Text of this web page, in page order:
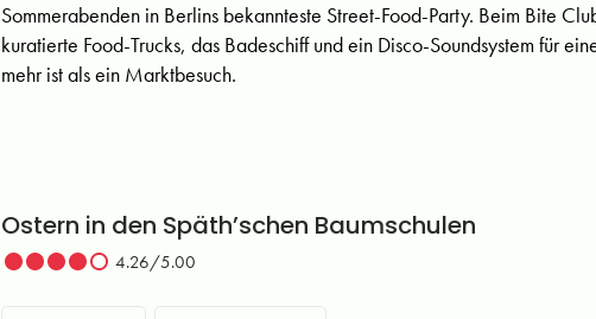
Sommerabenden in Berlins bekannteste Street-Food-Party. Beim Bite
kuratierte Food-Trucks, das Badeschiff und ein Disco-Soundsystem für
mehr ist als ein Marktbesuch.
Ostern in den Späth’schen Baumschulen
4.26/5.00